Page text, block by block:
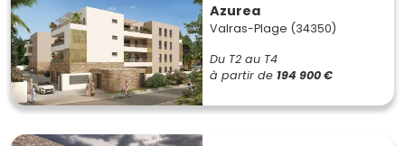
Azurea
Valras-Plage (34350)
Du T2 au T4
à partir de 194 900 €